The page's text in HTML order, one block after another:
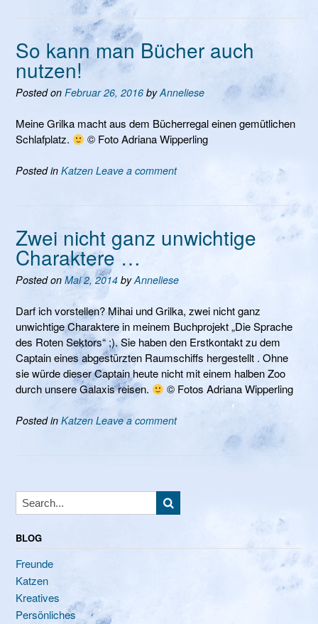
So kann man Bücher auch
nutzen!
Posted on Februar 26, 2016 byAnneliese
Meine Grilka macht aus dem Bücherregal einen gemütlichen
Schlafplatz.
© Foto Adriana Wipperling
Posted in Katzen Leave a comment
Zwei nicht ganz unwichtige
Charaktere …
Posted on Mai 2, 2014 byAnneliese
Darf ich vorstellen? Mihai und Grilka, zwei nicht ganz
unwichtige Charaktere in meinem Buchprojekt „Die Sprache
des Roten Sektors“ ;). Sie haben den Erstkontakt zu dem
Captain eines abgestürzten Raumschiffs hergestellt . Ohne
sie würde dieser Captain heute nicht mit einem halben Zoo
durch unsere Galaxis reisen.
© Fotos Adriana Wipperling
Posted in Katzen Leave a comment
BLOG
Freunde
Katzen
Kreatives
Persönliches